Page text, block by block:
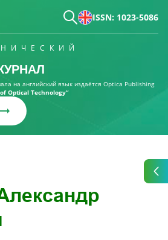
ISSN: 1023-5086
на английский язык издаётся Optica Publishing
Optical Technology“